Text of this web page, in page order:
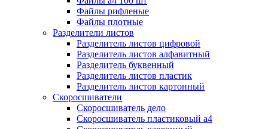
Файлы рифленые
Файлы плотные
Разделители листов
Разделитель листов цифровой
Разделитель листов алфавитный
Разделитель буквенный
Разделитель листов пластик
Разделитель листов картонный
Скоросшиватели
Скоросшиватель дело
Скоросшиватель пластиковый а4